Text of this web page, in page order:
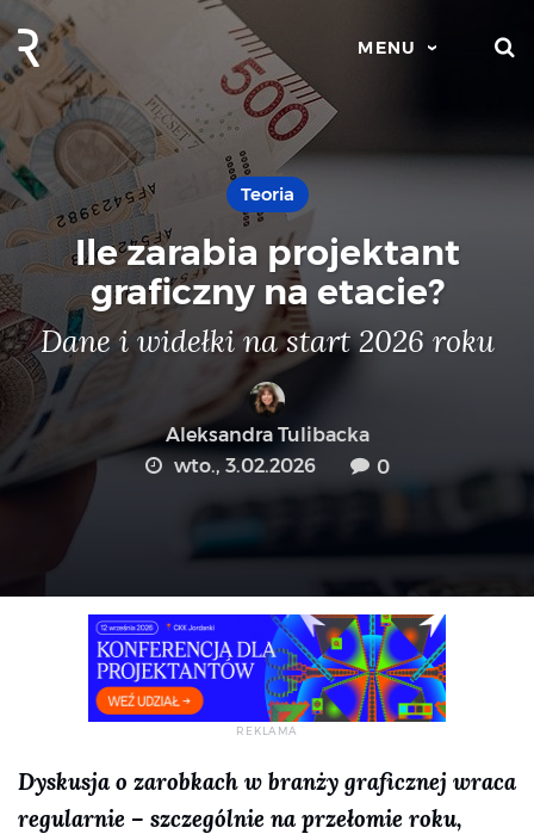
MENU
Teoria
Ile zarabia projektant
graficzny na etacie?
Dane i widełki na start 2026 roku
Aleksandra Tulibacka
wto., 3.02.2026
0
Dyskusja o zarobkach w branży graficznej wraca
regularnie – szczególnie na przełomie roku,